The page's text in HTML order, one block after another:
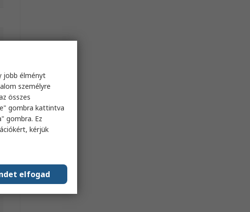
jobb élményt
személyre
összes
gombra kattintva
gombra. Ez
kérjük
elfogad